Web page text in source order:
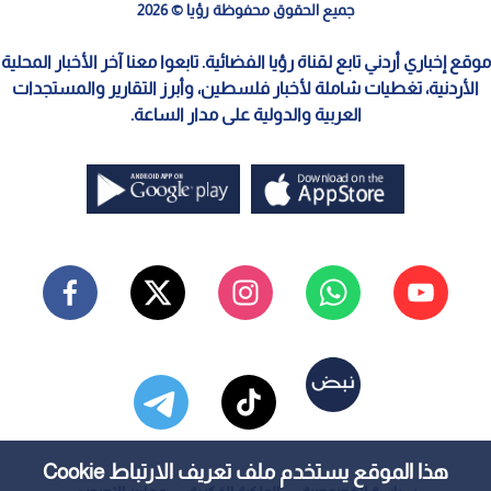
هذا الموقع يستخدم ملف تعريف الارتباط Cookie
جميع الحقوق محفوظة رؤيا © 2026
موقع إخباري أردني تابع لقناة رؤيا الفضائية. تابعوا معنا آخر الأخبار المحلية
الأردنية، تغطيات شاملة لأخبار فلسطين، وأبرز التقارير والمستجدات
العربية والدولية على مدار الساعة.